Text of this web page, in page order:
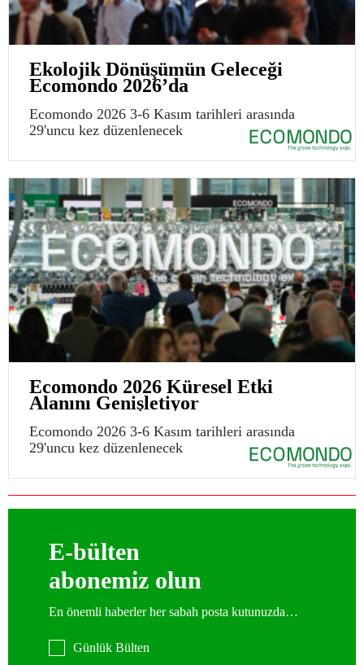
Ekolojik Dönüşümün Geleceği
Ecomondo 2026’da
Ecomondo 2026 3-6 Kasım tarihleri arasında
29'uncu kez düzenlenecek
Ecomondo 2026 Küresel Etki
Alanını Genişletiyor
Ecomondo 2026 3-6 Kasım tarihleri arasında
29'uncu kez düzenlenecek
E-bülten
abonemiz olun
En önemli haberler her sabah posta kutunuzda…
Günlük Bülten